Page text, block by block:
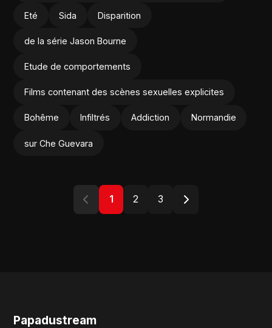
Eté Sida Disparition
de la série Jason Bourne
Etude de comportements
Films contenant des scènes sexuelles explicites
Bohême Infiltrés Addiction Normandie
sur Che Guevara
1 2 3
Papadustream